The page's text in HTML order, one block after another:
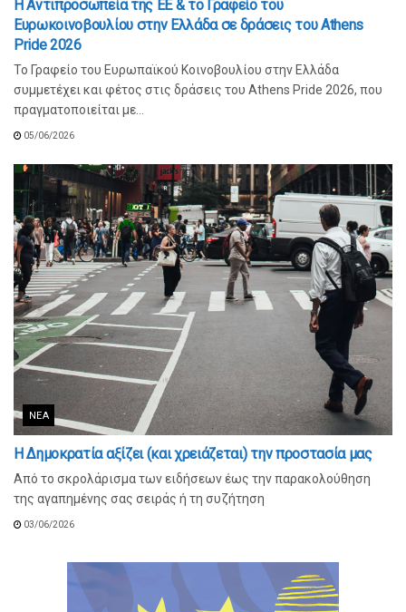
Η Αντιπροσωπεία της ΕΕ & το Γραφείο του
Ευρωκοινοβουλίου στην Ελλάδα σε δράσεις του Athens
Pride 2026
Το Γραφείο του Ευρωπαϊκού Κοινοβουλίου στην Ελλάδα
συμμετέχει και φέτος στις δράσεις του Athens Pride 2026, που
πραγματοποιείται με...
05/06/2026
ΝΈΑ
Η Δημοκρατία αξίζει (και χρειάζεται) την προστασία μας
Από το σκρολάρισμα των ειδήσεων έως την παρακολούθηση
της αγαπημένης σας σειράς ή τη συζήτηση
03/06/2026